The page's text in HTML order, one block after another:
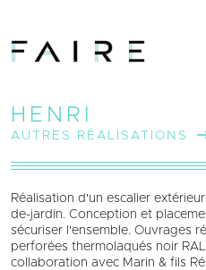
HENRI
AUTRES RÉALISATIONS
Réalisation d'un escalier
de-jardin. Conception et
sécuriser l'ensemble. Ouvrages
perforées thermolaqués noir
collaboration avec Marin & fils